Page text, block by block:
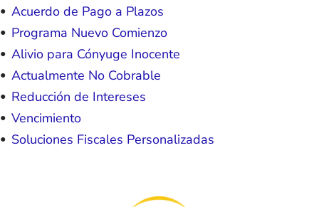
Acuerdo de Pago a Plazos
Programa Nuevo Comienzo
Alivio para Cónyuge Inocente
Actualmente No Cobrable
Reducción de Intereses
Vencimiento
Soluciones Fiscales Personalizadas